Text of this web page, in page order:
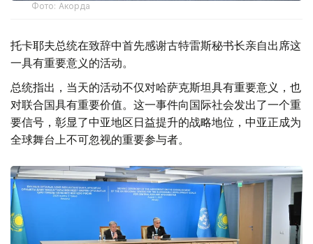
Фото: Акорда
托卡耶夫总统在致辞中首先感谢古特雷斯秘书长亲自出席这
一具有重要意义的活动。
总统指出，当天的活动不仅对哈萨克斯坦具有重要意义，也
对联合国具有重要价值。这一事件向国际社会发出了一个重
要信号，彰显了中亚地区日益提升的战略地位，中亚正成为
全球舞台上不可忽视的重要参与者。